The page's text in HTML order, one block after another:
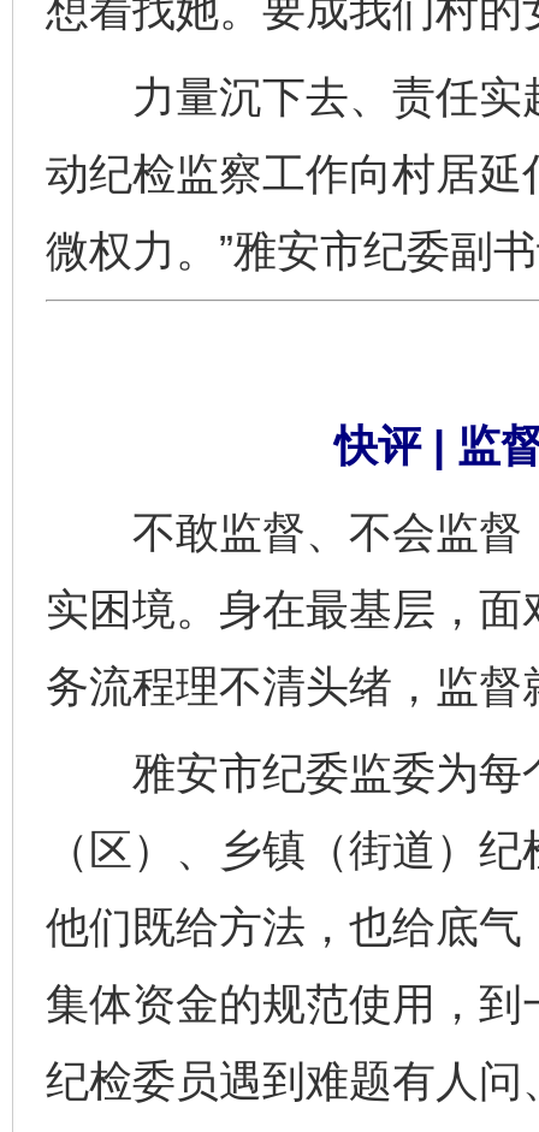
想着找她。要成我们村的
力量沉下去、责任实
动纪检监察工作向村居
微权力。”雅安市纪委副
快评 | 监
不敢监督、不会监督
实困境。身在最基层，
务流程理不清头绪，监
雅安市纪委监委为每
（区）、乡镇（街道）
他们既给方法，也给底
集体资金的规范使用，
纪检委员遇到难题有人